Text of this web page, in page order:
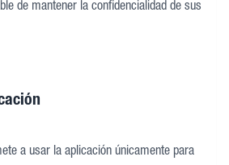
de mantener la confidencialidad de sus
a usar la aplicación únicamente para